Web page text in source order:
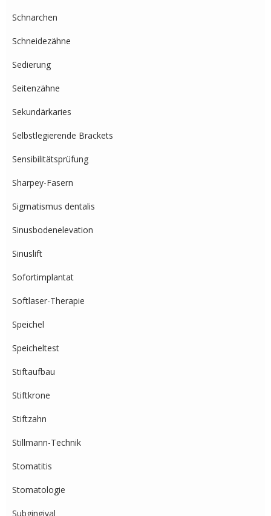
Schnarchen
Schneidezähne
Sedierung
Seitenzähne
Sekundärkaries
Selbstlegierende Brackets
Sensibilitätsprüfung
Sharpey-Fasern
Sigmatismus dentalis
Sinusbodenelevation
Sinuslift
Sofortimplantat
Softlaser-Therapie
Speichel
Speicheltest
Stiftaufbau
Stiftkrone
Stiftzahn
Stillmann-Technik
Stomatitis
Stomatologie
Subgingival